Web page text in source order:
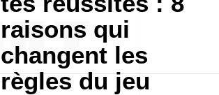
raisons qui
changent les
règles du jeu